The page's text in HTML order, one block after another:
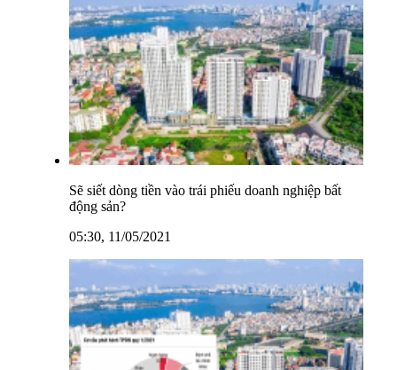
Sẽ siết dòng tiền vào trái phiếu doanh nghiệp bất
động sản?
05:30, 11/05/2021